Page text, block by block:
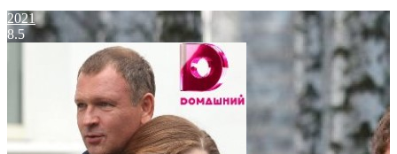
2021
8.5